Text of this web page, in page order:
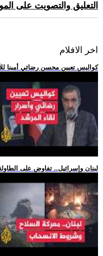
التعليق والتصويت على
اخر الافلام
.. كواليس تعيين محسن رضائي أمينا
.. لبنان وإسرائيل.. تفاوض على